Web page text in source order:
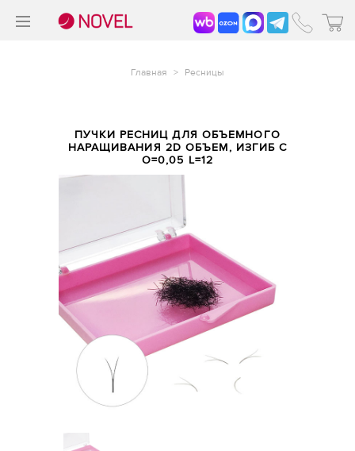
Главная > Ресницы
ПУЧКИ РЕСНИЦ ДЛЯ ОБЪЕМНОГО
НАРАЩИВАНИЯ 2D ОБЪЕМ, ИЗГИБ C
O=0,05 L=12